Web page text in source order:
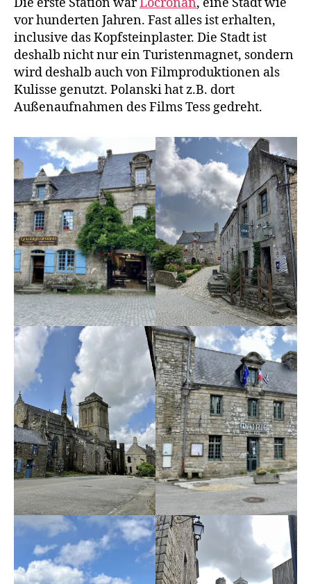
Die erste Station warLocronan, eine Stadt wie
vor hunderten Jahren. Fast alles ist erhalten,
inclusive das Kopfsteinplaster. Die Stadt ist
deshalb nicht nur ein Turistenmagnet, sondern
wird deshalb auch von Filmproduktionen als
Kulisse genutzt. Polanski hat z.B. dort
Außenaufnahmen des Films Tess gedreht.